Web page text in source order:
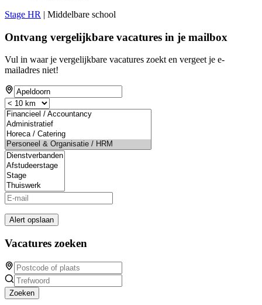
Stage HR | Middelbare school
Ontvang vergelijkbare vacatures in je mailbox
Vul in waar je vergelijkbare vacatures zoekt en vergeet je e-
mailadres niet!
Alert opslaan
Vacatures zoeken
Zoeken